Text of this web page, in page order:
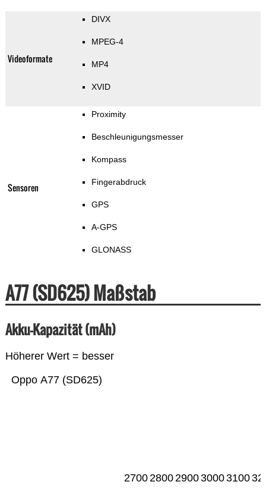
Videoformate
DIVX
MPEG-4
MP4
XVID
Sensoren
Proximity
Beschleunigungsmesser
Kompass
Fingerabdruck
GPS
A-GPS
GLONASS
A77 (SD625) Maßstab
Akku-Kapazität (mAh)
Höherer Wert = besser
Oppo A77 (SD625)
27002800290030003100